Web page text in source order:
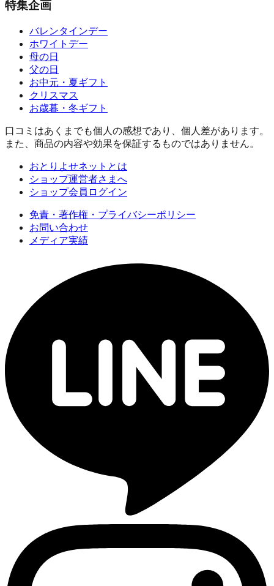
特集企画
バレンタインデー
ホワイトデー
母の日
父の日
お中元・夏ギフト
クリスマス
お歳暮・冬ギフト
口コミはあくまでも個人の感想であり、個人差があります。
また、商品の内容や効果を保証するものではありません。
おとりよせネットとは
ショップ運営者さまへ
ショップ会員ログイン
免責・著作権・プライバシーポリシー
お問い合わせ
メディア実績